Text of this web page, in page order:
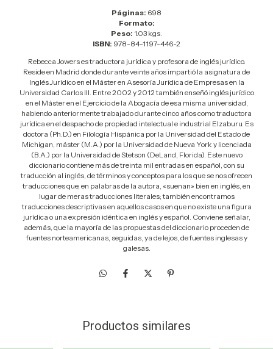
Páginas: 698
Formato:
Peso: 1.03 kgs.
ISBN: 978-84-1197-446-2
Rebecca Jowers es traductora jurídica y profesora de inglés jurídico.
Reside en Madrid donde durante veinte años impartió la asignatura de
Inglés Jurídico en el Máster en Asesoría Jurídica de Empresas en la
Universidad Carlos III. Entre 2002 y 2012 también enseñó inglés jurídico
en el Máster en el Ejercicio de la Abogacía de esa misma universidad,
habiendo anteriormente trabajado durante cinco años como traductora
jurídica en el despacho de propiedad intelectual e industrial Elzaburu. Es
doctora (Ph.D.) en Filología Hispánica por la Universidad del Estado de
Michigan, máster (M.A.) por la Universidad de Nueva York y licenciada
(B.A.) por la Universidad de Stetson (DeLand, Florida). Este nuevo
diccionario contiene más de treinta mil entradas en español, con su
traducción al inglés, de términos y conceptos para los que se nos ofrecen
traducciones que, en palabras de la autora, «suenan» bien en inglés, en
lugar de meras traducciones literales; también encontramos
traducciones descriptivas en aquellos casos en que no existe una figura
jurídica o una expresión idéntica en inglés y español. Conviene señalar,
además, que la mayoría de las propuestas del diccionario proceden de
fuentes norteamericanas, seguidas, ya de lejos, de fuentes inglesas y
galesas.
Productos similares